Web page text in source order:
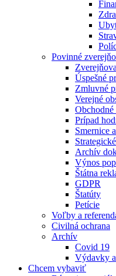
Povinné
Úspešné
Zmluvné
Verejné
Obchodné
Prípad
Smernice
Archív
Výnos
Štátna
GDPR
Štatúty
Petície
Voľby a
Civilná ochrana
Archív
Covid 19
Výdavky
Chcem vybaviť